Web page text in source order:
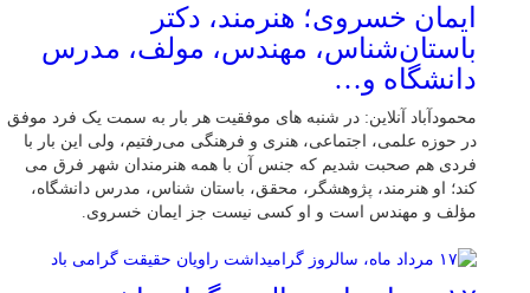
ایمان خسروی؛ هنرمند، دکتر
باستان‌شناس، مهندس، مولف، مدرس
دانشگاه و…
محمودآباد آنلاین: در شنبه های موفقیت هر بار به سمت یک فرد موفق
در حوزه علمی، اجتماعی، هنری و فرهنگی می‌رفتیم، ولی این بار با
فردی هم صحبت شدیم که جنس آن با همه هنرمندان شهر فرق می
کند؛ او هنرمند، پژوهشگر، محقق، باستان شناس، مدرس دانشگاه،
مؤلف و مهندس است و او کسی نیست جز ایمان خسروی.